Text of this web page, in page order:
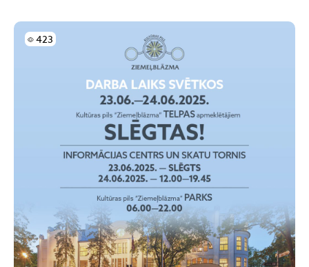
423
Skatījumi